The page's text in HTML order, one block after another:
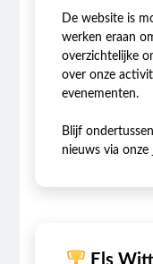
De website is
werken eraan
overzichtelijke
over onze
evenementen.
Blijf
nieuws via onze